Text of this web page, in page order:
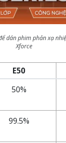
dán phim phản xạ
Xforce
E50
50%
99.5%